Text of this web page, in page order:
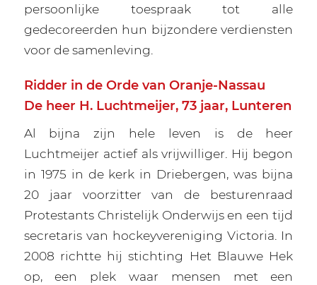
persoonlijke toespraak tot alle
gedecoreerden hun bijzondere verdiensten
voor de samenleving.
Ridder in de Orde van Oranje-Nassau
De heer H. Luchtmeijer, 73 jaar, Lunteren
Al bijna zijn hele leven is de heer
Luchtmeijer actief als vrijwilliger. Hij begon
in 1975 in de kerk in Driebergen, was bijna
20 jaar voorzitter van de besturenraad
Protestants Christelijk Onderwijs en een tijd
secretaris van hockeyvereniging Victoria. In
2008 richtte hij stichting Het Blauwe Hek
op, een plek waar mensen met een